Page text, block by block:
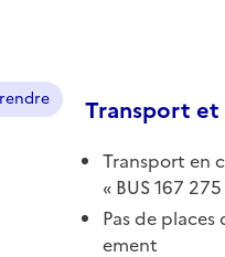
Transport
Transport en
BUS 167 275
Pas de
ement